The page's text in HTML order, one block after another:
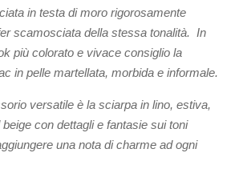
in testa di moro rigorosamente
scamosciata della stessa tonalità. In
più colorato e vivace consiglio la
in pelle martellata, morbida e informale.
versatile è la sciarpa in lino, estiva,
con dettagli e fantasie sui toni
una nota di charme ad ogni